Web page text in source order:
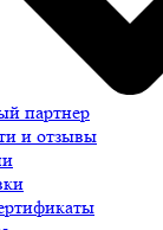
партнер
и отзывы